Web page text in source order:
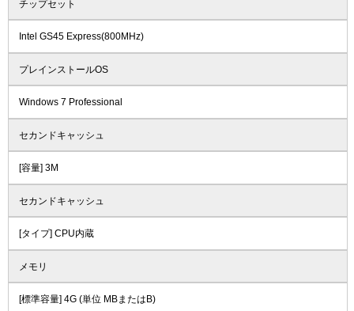
チップセット
Intel GS45 Express(800MHz)
プレインストールOS
Windows 7 Professional
セカンドキャッシュ
[容量] 3M
セカンドキャッシュ
[タイプ] CPU内蔵
メモリ
[標準容量] 4G (単位 MBまたはB)